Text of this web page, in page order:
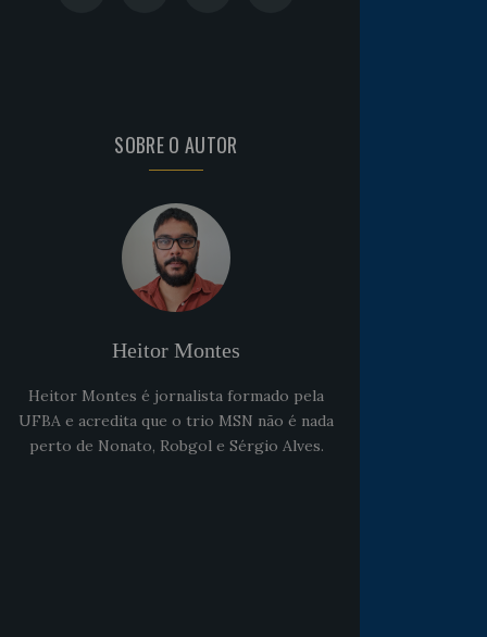
SOBRE O AUTOR
Heitor Montes
Heitor Montes é jornalista formado pela
UFBA e acredita que o trio MSN não é nada
perto de Nonato, Robgol e Sérgio Alves.